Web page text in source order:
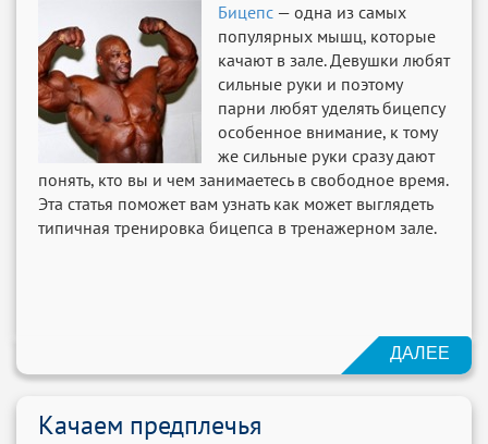
Бицепс — одна из самых
популярных мышц, которые
качают в зале. Девушки любят
сильные руки и поэтому
парни любят уделять бицепсу
особенное внимание, к тому
же сильные руки сразу дают
понять, кто вы и чем занимаетесь в свободное время.
Эта статья поможет вам узнать как может выглядеть
типичная тренировка бицепса в тренажерном зале.
ДАЛЕЕ
Качаем предплечья